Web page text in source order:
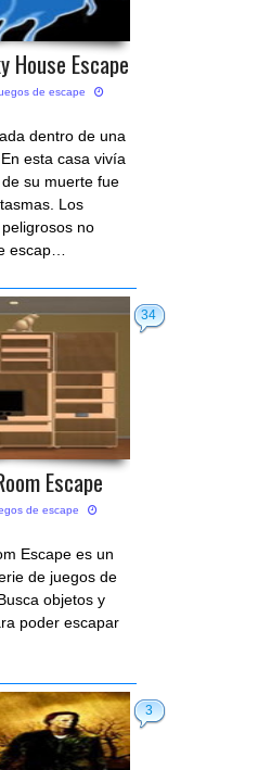
House Escape
de escape
dentro de una
esta casa vivía
su muerte fue
Los
no
escap…
34
Escape
de escape
Escape es un
de juegos de
objetos y
poder escapar
3